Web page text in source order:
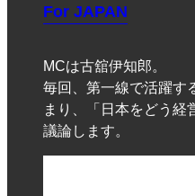
For JAPAN
MCは古舘伊知郎。
毎回、第一線で活躍す
まり、「日本をどう経
議論します。